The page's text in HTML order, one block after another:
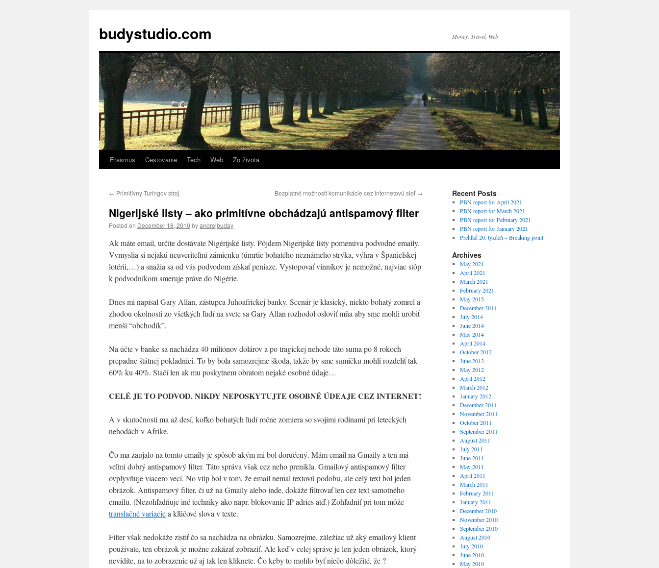
budystudio.com Money, Travel, Web
Skip
content
Erasmus Cestovanie Tech Web Zo života
← Primitívny Turingov stroj Bezplatné možnosti komunikácie cez internetovú sieť→
Nigerijské listy – ako primitívne obchádzajú antispamový filter
Posted on December 18, 2010 byandrejbuday
Ak máte email, určite dostávate Nigérijské listy. Pôjdem Nigerijské listy pomenúva podvodné emaily.
Vymyslia si nejakú neuveriteľnú zámienku (úmrtie bohatého neznámeho strýka, výhra v Španielskej
lotérii,…) a snažia sa od vás podvodom získať peniaze. Vystopovať vinníkov je nemožné, najviac stôp
k podvodníkom smeruje práve do Nigérie.
Dnes mi napísal Gary Allan, zástupca Juhoafrickej banky. Scenár je klasický, niekto bohatý zomrel a
zhodou okolnosti zo všetkých ľudí na svete sa Gary Allan rozhodol osloviť mňa aby sme mohli urobiť
menší “obchodík”.
Na účte v banke sa nachádza 40 miliónov dolárov a po tragickej nehode táto suma po 8 rokoch
prepadne štátnej pokladnici. To by bola samozrejme škoda, takže by sme sumičku mohli rozdeliť tak
60% ku 40%. Stačí len ak mu poskytnem obratom nejaké osobné údaje…
CELÉ JE TO PODVOD. NIKDY NEPOSKYTUJTE OSOBNÉ ÚDEAJE CEZ INTERNET!
A v skutočnosti ma až desí, koľko bohatých ľudí ročne zomiera so svojimi rodinami pri leteckých
nehodách v Afrike.
Čo ma zaujalo na tomto emaily je spôsob akým mi bol doručený. Mám email na Gmaily a ten má
veľmi dobrý antispamový filter. Táto správa však cez neho prenikla. Gmailový antispamový filter
ovplyvňuje viacero vecí. No vtip bol v tom, že email nemal textovú podobu, ale celý text bol jeden
obrázok. Antispamový filter, či už na Gmaily alebo inde, dokáže filtrovať len cez text samotného
emailu. (Nezohľadňuje iné techniky ako napr. blokovanie IP adries atď.) Zohľadniť pri tom môže
translačné variaciea kľúčové slova v texte.
Filter však nedokáže zistiť čo sa nachádza na obrázku. Samozrejme, záležiac už aký emailový klient
používate, ten obrázok je možne zakázať zobraziť. Ale keď v celej správe je len jeden obrázok, ktorý
nevidíte, na to zobrazenie už aj tak len kliknete. Čo keby to mohlo byť niečo dôležité, že ?
Recent Posts
PBN report for April 2021
PBN report for March 2021
PBN report for February 2021
PBN report for January 2021
Prehľad 20. týždeň – Breaking point
Archives
May 2021
April 2021
March 2021
February 2021
May 2015
December 2014
July 2014
June 2014
May 2014
April 2014
October 2012
June 2012
May 2012
April 2012
March 2012
January 2012
December 2011
November 2011
October 2011
September 2011
August 2011
July 2011
June 2011
May 2011
April 2011
March 2011
February 2011
January 2011
December 2010
November 2010
September 2010
August 2010
July 2010
June 2010
May 2010